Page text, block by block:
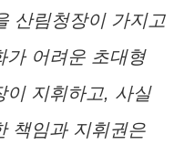
산림청장이 가지고
가 어려운 초대형
이 지휘하고, 사실
책임과 지휘권은